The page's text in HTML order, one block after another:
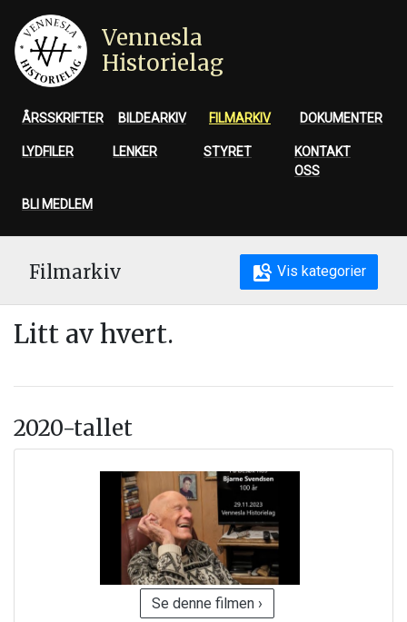
Vennesla
Historielag
ÅRSSKRIFTER BILDEARKIV FILMARKIV DOKUMENTER
LYDFILER LENKER STYRET
KONTAKT
OSS
BLI MEDLEM
Filmarkiv Vis kategorier
Litt av hvert.
2020-tallet
Se denne filmen ›